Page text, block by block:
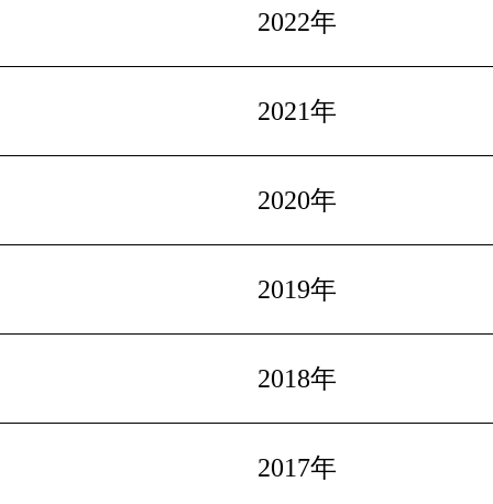
2022年
2021年
2020年
2019年
2018年
2017年